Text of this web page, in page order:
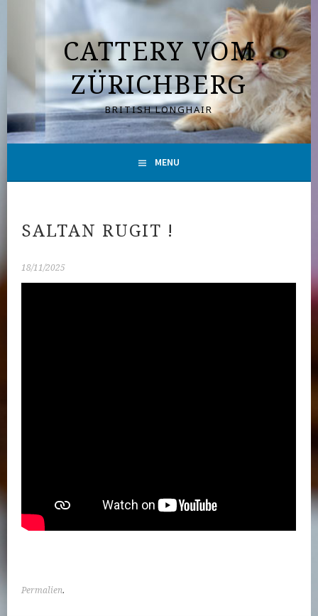
principal
CATTERY VOM
ZÜRICHBERG
BRITISH LONGHAIR
MENU
SALTAN RUGIT !
18/11/2025
Permalien.